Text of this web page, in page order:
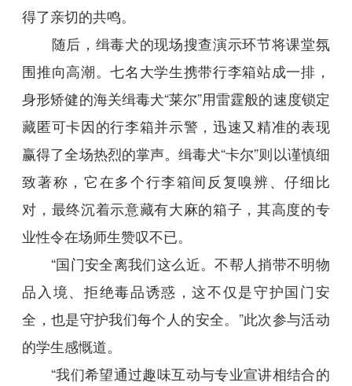
得了亲切的共鸣。
随后，缉毒犬的现场搜查演示环节将课堂氛
围推向高潮。七名大学生携带行李箱站成一排，
身形矫健的海关缉毒犬“莱尔”用雷霆般的速度锁定
藏匿可卡因的行李箱并示警，迅速又精准的表现
赢得了全场热烈的掌声。缉毒犬“卡尔”则以谨慎细
致著称，它在多个行李箱间反复嗅辨、仔细比
对，最终沉着示意藏有大麻的箱子，其高度的专
业性令在场师生赞叹不已。
“国门安全离我们这么近。不帮人捎带不明物
品入境、拒绝毒品诱惑，这不仅是守护国门安
全，也是守护我们每个人的安全。”此次参与活动
的学生感慨道。
“我们希望通过趣味互动与专业宣讲相结合的